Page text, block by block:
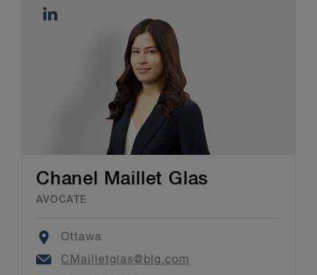
Chanel Maillet Glas
AVOCATE
Location
Ottawa
Email
CMailletglas@blg.com